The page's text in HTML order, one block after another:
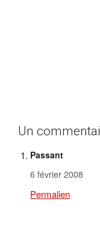
Un
Passant
6 février 2008
Permalien